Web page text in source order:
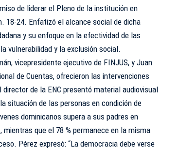
de liderar el Pleno de la institución en
18-24. Enfatizó el alcance social de dicha
y su enfoque en la efectividad de las
vulnerabilidad y la exclusión social.
vicepresidente ejecutivo de FINJUS, y Juan
de Cuentas, ofrecieron las intervenciones
de la ENC presentó material audiovisual
situación de las personas en condición de
dominicanos supera a sus padres en
que el 78 % permanece en la misma
Pérez expresó: “La democracia debe verse